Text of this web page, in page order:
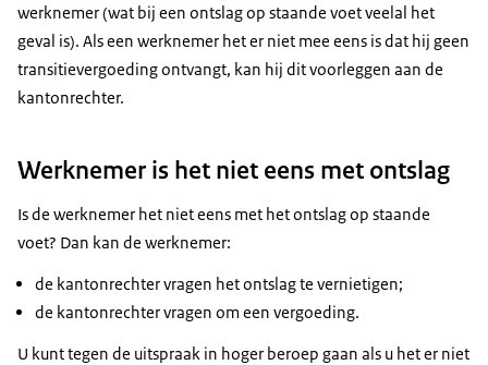
werknemer (wat bij een ontslag op staande voet veelal het
geval is). Als een werknemer het er niet mee eens is dat hij geen
transitievergoeding ontvangt, kan hij dit voorleggen aan de
kantonrechter.
Werknemer is het niet eens met ontslag
Is de werknemer het niet eens met het ontslag op staande
voet? Dan kan de werknemer:
de kantonrechter vragen het ontslag te vernietigen;
de kantonrechter vragen om een vergoeding.
U kunt tegen de uitspraak in hoger beroep gaan als u het er niet